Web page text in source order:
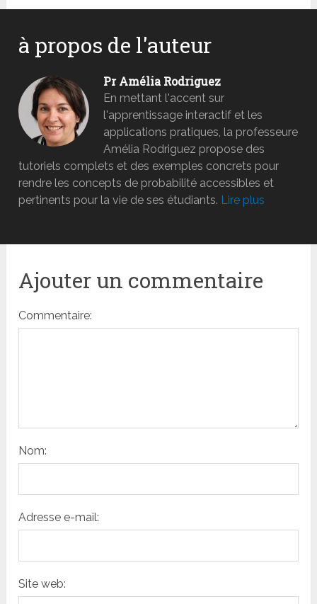
à propos de l'auteur
Pr Amélia Rodriguez
En mettant l'accent sur
l'apprentissage interactif et les
applications pratiques, la professeure
Amélia Rodriguez propose des
tutoriels complets et des exemples concrets pour
rendre les concepts de probabilité accessibles et
pertinents pour la vie de ses étudiants. Lire plus
Ajouter un commentaire
Commentaire:
Nom:
Adresse e-mail:
Site web: